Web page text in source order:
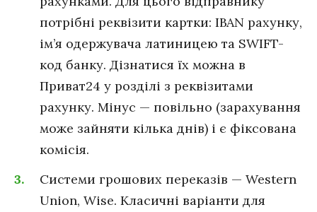
потрібні реквізити картки: IBAN рахунку,
ім’я одержувача латиницею та SWIFT-
код банку. Дізнатися їх можна в
Приват24 у розділі з реквізитами
рахунку. Мінус — повільно (зарахування
може зайняти кілька днів) і є фіксована
комісія.
Системи грошових переказів — Western
Union, Wise. Класичні варіанти для